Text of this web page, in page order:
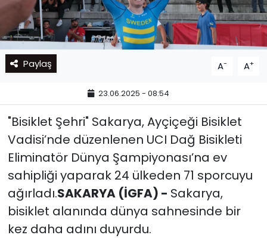
Paylaş A- A+
23.06.2025 - 08:54
"Bisiklet Şehri" Sakarya, Ayçiçeği Bisiklet
Vadisi’nde düzenlenen UCI Dağ Bisikleti
Eliminatör Dünya Şampiyonası’na ev
sahipliği yaparak 24 ülkeden 71 sporcuyu
ağırladı.SAKARYA (İGFA) - Sakarya,
bisiklet alanında dünya sahnesinde bir
kez daha adını duyurdu.